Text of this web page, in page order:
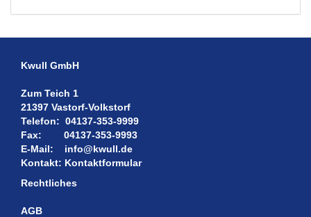
Kwull GmbH
Zum Teich 1
21397 Vastorf-Volkstorf
Telefon: 04137-353-9999
Fax: 04137-353-9993
E-Mail:
info@kwull.de
Kontakt: Kontaktformular
Rechtliches
AGB